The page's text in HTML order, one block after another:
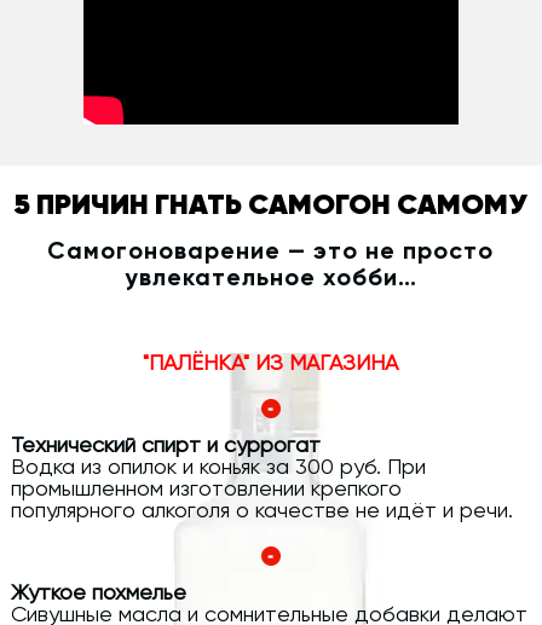
5 ПРИЧИН ГНАТЬ САМОГОН САМОМУ
Самогоноварение — это не просто
увлекательное хобби…
"ПАЛЁНКА" ИЗ МАГАЗИНА
Технический спирт и суррогат
Водка из опилок и коньяк за 300 руб. При
промышленном изготовлении крепкого
популярного алкоголя о качестве не идёт и речи.
Жуткое похмелье
Сивушные масла и сомнительные добавки делают